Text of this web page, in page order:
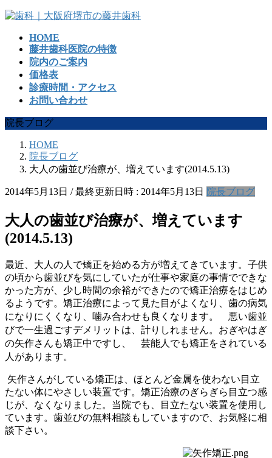
コ
ッ
プ
ナ
移
動
HOME
藤井歯科医院の特徴
院内のご案内
価格表
診療時間・アクセス
お問い合わせ
院長ブログ
HOME
院長ブログ
大人の歯並び治療が、増えています(2014.5.13)
2014年5月13日 / 最終更新日時 : 2014年5月13日 院長ブログ
大人の歯並び治療が、増えています
(2014.5.13)
最近、大人の人で矯正を始める方が増えてきています。子供
の頃から歯並びを気にしていたが仕事や家庭の事情でできな
かった方が、少し時間の余裕ができたので矯正治療をはじめ
るようです。矯正治療によって見た目がよくなり、歯の病気
になりにくくなり、噛み合わせも良くなります。
悪い歯並
びで一生過ごすデメリットは、計りしれません。 おぎやはぎ
の矢作さんも矯正中ですし、 芸能人でも矯正をされている
人があります。
矢作さんがしている矯正は、ほとんど金属を使わない目立
たない体にやさしい装置です。矯正治療のぎらぎら目立つ感
じが、なくなりました。当院でも、目立たない装置を使用し
ています。歯並びの無料相談もしていますので、お気軽に相
談下さい。